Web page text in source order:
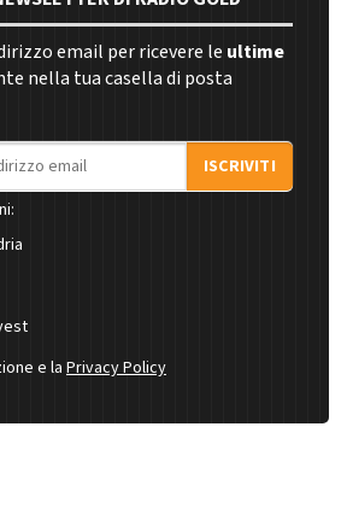
email per ricevere le ultime
nella tua casella di posta
ISCRIVITI
e la Privacy Policy